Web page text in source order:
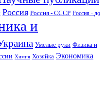
Россия Россия - СССР Россия - до
и
Умелые руки Физика и
Химия Хозяйка Экономика